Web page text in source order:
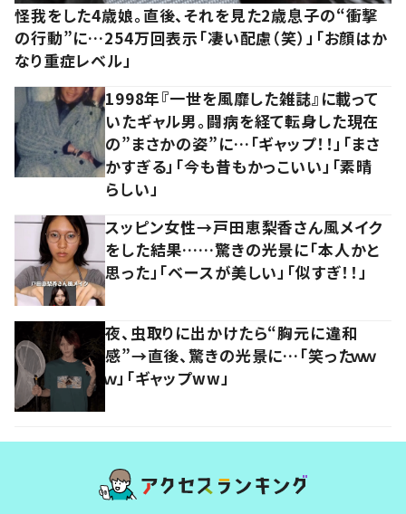
怪我をした4歳娘。直後、それを見た2歳息子の“衝撃
の行動”に…254万回表示「凄い配慮（笑）」「お顔はか
なり重症レベル」
1998年『一世を風靡した雑誌』に載って
いたギャル男。闘病を経て転身した現在
の”まさかの姿”に…「ギャップ！！」「まさ
かすぎる」「今も昔もかっこいい」「素晴
らしい」
スッピン女性→戸田恵梨香さん風メイク
をした結果……驚きの光景に「本人かと
思った」「ベースが美しい」「似すぎ！！」
夜、虫取りに出かけたら“胸元に違和
感”→直後、驚きの光景に…「笑ったｗｗ
ｗ」「ギャップww」